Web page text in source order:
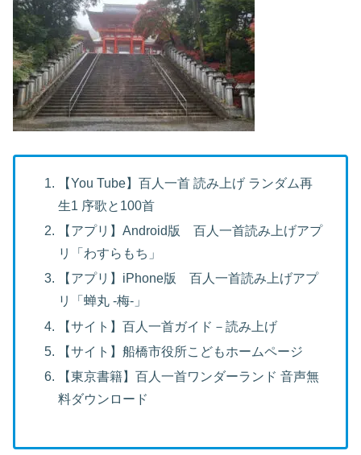
【You Tube】百人一首 読み上げ ランダム再
生1 序歌と100首
【アプリ】Android版 百人一首読み上げアプ
リ「わすらもち」
【アプリ】iPhone版 百人一首読み上げアプ
リ「蝉丸 -梅-」
【サイト】百人一首ガイド－読み上げ
【サイト】船橋市役所こどもホームページ
【東京書籍】百人一首ワンダーランド 音声無
料ダウンロード